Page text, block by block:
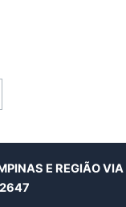
E REGIÃO VIA